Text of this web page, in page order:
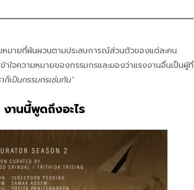
ายที่ผันผวนตามประสบการณ์ส่วนตัวของแต่ละคน
ใจความหมายของกรรมกรและมองว่าแรงงานอื่นเป็นผู้ที่
าก็เป็นกรรมกรเช่นกัน’
านนี้พูดถึงอะไร